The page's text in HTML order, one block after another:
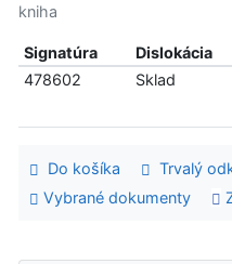
kniha
Signatúra Dislokácia
478602
Sklad
Do košíka Trvalý
Vybrané dokumenty